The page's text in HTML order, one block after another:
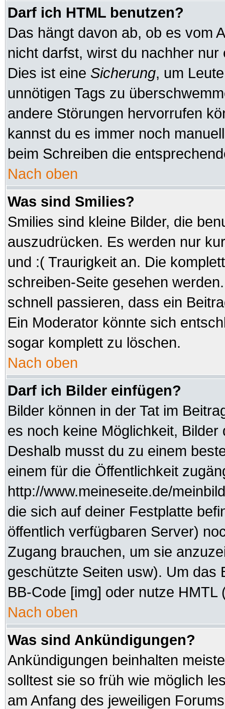
Darf ich HTML benutzen?
Das hängt davon ab, ob es vom
nicht darfst, wirst du nachher
Dies ist eine Sicherung, um
unnötigen Tags zu
andere Störungen hervorrufen
kannst du es immer noch
beim Schreiben die
Nach oben
Was sind Smilies?
Smilies sind kleine Bilder, die
auszudrücken. Es werden nur
und :( Traurigkeit an. Die
schreiben-Seite gesehen
schnell passieren, dass ein
Ein Moderator könnte sich
sogar komplett zu löschen.
Nach oben
Darf ich Bilder einfügen?
Bilder können in der Tat im
es noch keine Möglichkeit,
Deshalb musst du zu einem
einem für die Öffentlichkeit
http://www.meineseite.de/
die sich auf deiner Festplatte
öffentlich verfügbaren Server)
Zugang brauchen, um sie
geschützte Seiten usw). Um das
BB-Code [img] oder nutze HMTL
Nach oben
Was sind Ankündigungen?
Ankündigungen beinhalten
solltest sie so früh wie möglich
am Anfang des jeweiligen